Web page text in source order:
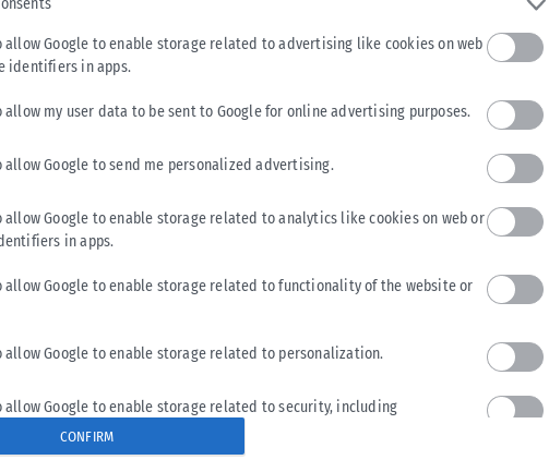
allow Google to enable storage related to advertising like cookies on web
identifiers in apps.
allow my user data to be sent to Google for online advertising purposes.
allow Google to send me personalized advertising.
allow Google to enable storage related to analytics like cookies on web or
in apps.
allow Google to enable storage related to functionality of the website or
allow Google to enable storage related to personalization.
allow Google to enable storage related to security, including
functionality and fraud prevention, and other user protection.
CONFIRM